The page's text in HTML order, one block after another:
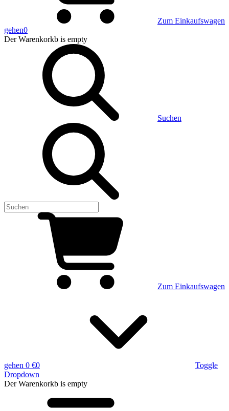
Zum Einkaufswagen
gehen0
Der Warenkorkb is empty
Suchen
Zum Einkaufswagen
gehen 0 €0
Toggle
Dropdown
Der Warenkorkb is empty